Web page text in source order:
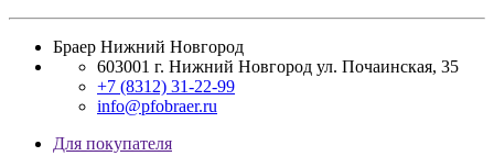
Браер Нижний Новгород
603001 г. Нижний Новгород ул. Почаинская, 35
+7 (8312) 31-22-99
info@pfobraer.ru
Для покупателя